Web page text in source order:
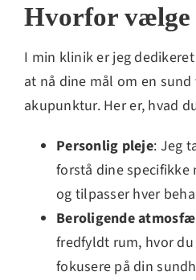
Hvorfor
I min klinik er jeg
at nå dine mål om en
akupunktur. Her er, hvad
Personlig pleje: Jeg
forstå dine
og tilpasser hver
Beroligende
fredfyldt rum, hvor
fokusere på din